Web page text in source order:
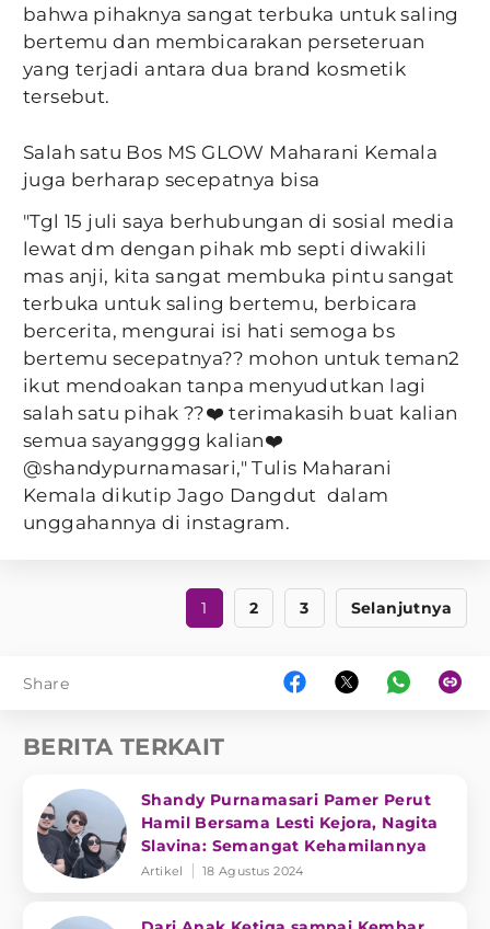
bahwa pihaknya sangat terbuka untuk saling
bertemu dan membicarakan perseteruan
yang terjadi antara dua brand kosmetik
tersebut.
Salah satu Bos MS GLOW Maharani Kemala
juga berharap secepatnya bisa
"Tgl 15 juli saya berhubungan di sosial media
lewat dm dengan pihak mb septi diwakili
mas anji, kita sangat membuka pintu sangat
terbuka untuk saling bertemu, berbicara
bercerita, mengurai isi hati semoga bs
bertemu secepatnya?? mohon untuk teman2
ikut mendoakan tanpa menyudutkan lagi
salah satu pihak ??❤️ terimakasih buat kalian
semua sayangggg kalian❤️
@shandypurnamasari," Tulis Maharani
Kemala dikutip Jago Dangdut dalam
unggahannya di instagram.
1 2 3 Selanjutnya
Share
BERITA TERKAIT
Shandy Purnamasari Pamer Perut
Hamil Bersama Lesti Kejora, Nagita
Slavina: Semangat Kehamilannya
Artikel 18 Agustus 2024